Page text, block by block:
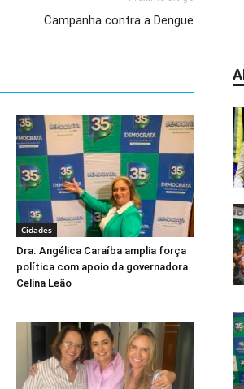
Campanha contra a Dengue
Cidades
Dra. Angélica Caraíba amplia força
política com apoio da governadora
Celina Leão